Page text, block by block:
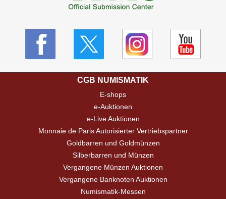
CGB NUMISMATIK
E-shops
e-Auktionen
e-Live Auktionen
Monnaie de Paris Autorisierter Vertriebspartner
Goldbarren und Goldmünzen
Silberbarren und Münzen
Vergangene Münzen Auktionen
Vergangene Banknoten Auktionen
Numismatik-Messen